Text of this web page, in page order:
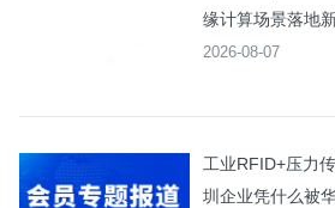
缘计算场景落地
2026-08-07
工业RFID+压力
圳企业凭什么被